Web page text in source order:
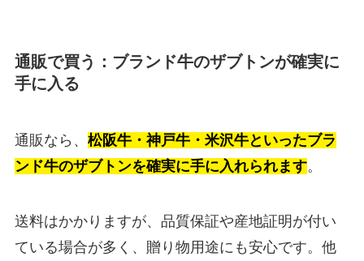
通販で買う：ブランド牛のザブトンが確実に
手に入る
通販なら、 松阪牛・神戸牛・米沢牛といったブラ
ンド牛のザブトンを確実に手に入れられます。
送料はかかりますが、品質保証や産地証明が付い
ている場合が多く、贈り物用途にも安心です。他